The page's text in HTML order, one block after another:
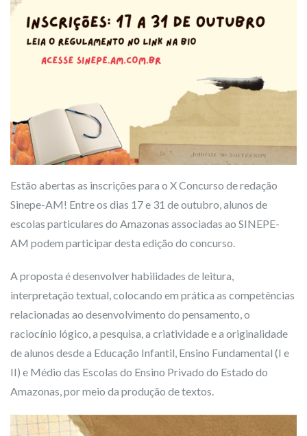
Estão abertas as inscrições para o X Concurso de redação
Sinepe-AM! Entre os dias 17 e 31 de outubro, alunos de
escolas particulares do Amazonas associadas ao SINEPE-
AM podem participar desta edição do concurso.
A proposta é desenvolver habilidades de leitura,
interpretação textual, colocando em prática as competências
relacionadas ao desenvolvimento do pensamento, o
raciocínio lógico, a pesquisa, a criatividade e a originalidade
de alunos desde a Educação Infantil, Ensino Fundamental (I e
II) e Médio das Escolas do Ensino Privado do Estado do
Amazonas, por meio da produção de textos.